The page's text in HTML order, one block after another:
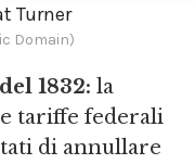
Turner
Domain)
1832: la
tariffe federali
di annullare